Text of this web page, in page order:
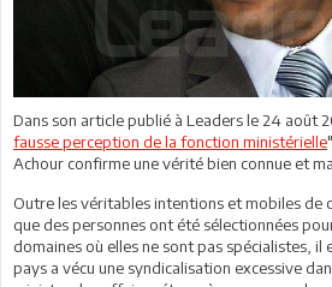
Dans son article publié à Leaders le 24 août
fausse perception de la fonction ministérielle
Achour confirme une vérité bien connue et
Outre les véritables intentions et mobiles de
que des personnes ont été sélectionnées
domaines où elles ne sont pas spécialistes,
pays a vécu une syndicalisation excessive